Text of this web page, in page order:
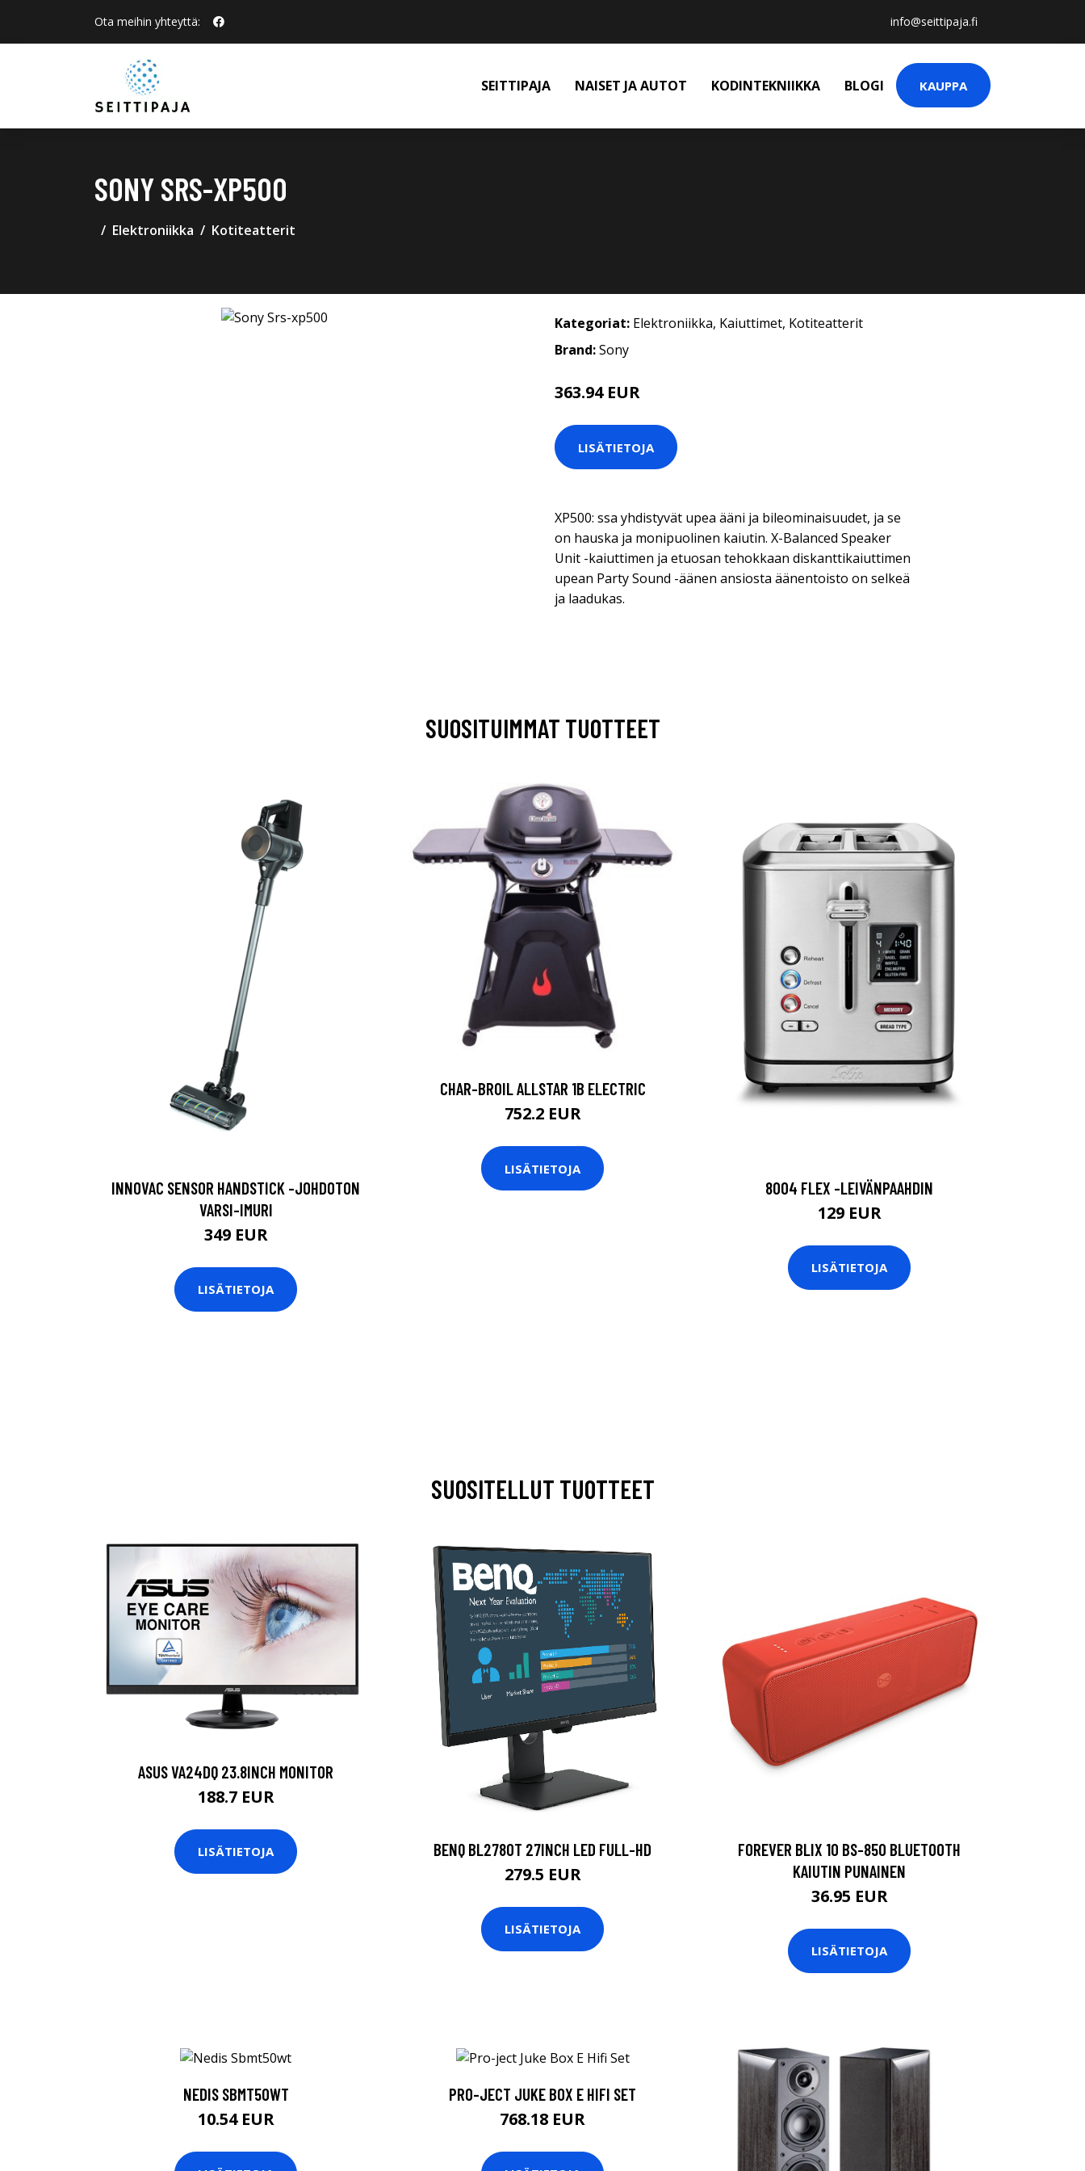
Ota meihin yhteyttä: info@seittipaja.fi
SEITTIPAJA NAISET JA AUTOT KODINTEKNIIKKA BLOGI KAUPPA
SONY SRS-XP500
Elektroniikka Kotiteatterit
Kategoriat: Elektroniikka, Kaiuttimet, Kotiteatterit
Brand:Sony
363.94 EUR
LISÄTIETOJA
XP500: ssa yhdistyvät upea ääni ja bileominaisuudet, ja se
on hauska ja monipuolinen kaiutin. X-Balanced Speaker
Unit -kaiuttimen ja etuosan tehokkaan diskanttikaiuttimen
upean Party Sound -äänen ansiosta äänentoisto on selkeä
ja laadukas.
SUOSITUIMMAT TUOTTEET
INNOVAC SENSOR HANDSTICK -JOHDOTON
VARSI-IMURI
349 EUR
LISÄTIETOJA
CHAR-BROIL ALLSTAR 1B ELECTRIC
752.2 EUR
LISÄTIETOJA
8004 FLEX -LEIVÄNPAAHDIN
129 EUR
LISÄTIETOJA
SUOSITELLUT TUOTTEET
ASUS VA24DQ 23.8INCH MONITOR
188.7 EUR
LISÄTIETOJA BENQ BL2780T 27INCH LED FULL-HD
279.5 EUR
LISÄTIETOJA
FOREVER BLIX 10 BS-850 BLUETOOTH
KAIUTIN PUNAINEN
36.95 EUR
LISÄTIETOJA
NEDIS SBMT50WT
10.54 EUR
PRO-JECT JUKE BOX E HIFI SET
768.18 EUR